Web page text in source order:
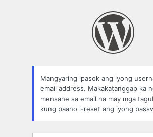
Mangyaring ipasok ang iyong
email address. Makakatanggap ka
mensahe sa email na may mga
kung paano i-reset ang iyong